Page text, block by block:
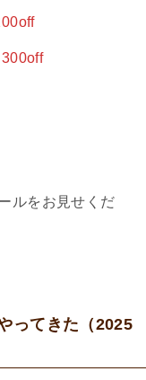
300off
ルをお見せくだ
ってきた（2025